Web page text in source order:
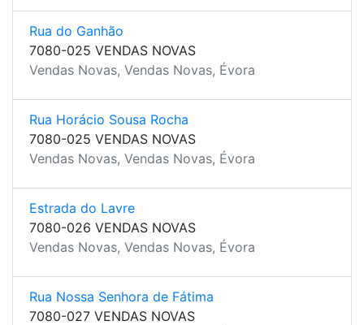
Rua do Ganhão
7080-025 VENDAS NOVAS
Vendas Novas, Vendas Novas, Évora
Rua Horácio Sousa Rocha
7080-025 VENDAS NOVAS
Vendas Novas, Vendas Novas, Évora
Estrada do Lavre
7080-026 VENDAS NOVAS
Vendas Novas, Vendas Novas, Évora
Rua Nossa Senhora de Fátima
7080-027 VENDAS NOVAS